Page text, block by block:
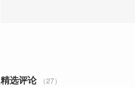
精选评论 （27）